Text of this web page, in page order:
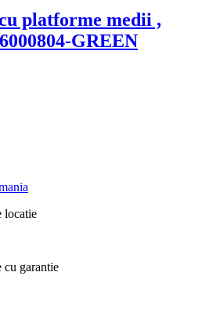
platforme medii ,
GREEN
locatie
cu garantie